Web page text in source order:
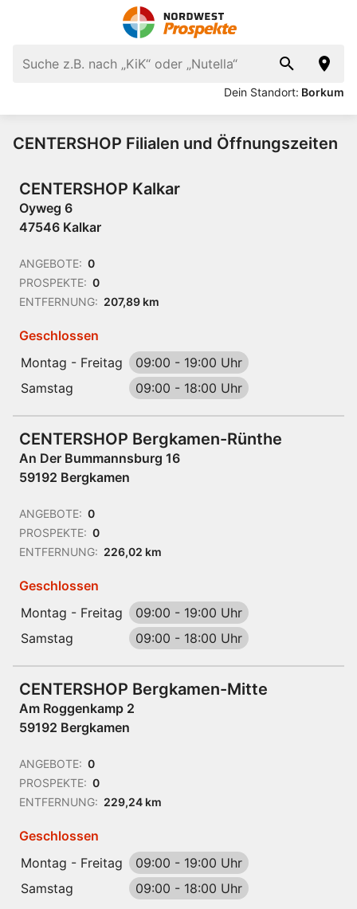
Dein Standort: Borkum
CENTERSHOP Filialen und Öffnungszeiten
CENTERSHOP Kalkar
Oyweg 6
47546 Kalkar
ANGEBOTE: 0
PROSPEKTE: 0
ENTFERNUNG: 207,89 km
Geschlossen
Montag - Freitag
09:00 - 19:00 Uhr
Samstag
09:00 - 18:00 Uhr
CENTERSHOP Bergkamen-Rünthe
An Der Bummannsburg 16
59192 Bergkamen
ANGEBOTE: 0
PROSPEKTE: 0
ENTFERNUNG: 226,02 km
Geschlossen
Montag - Freitag
09:00 - 19:00 Uhr
Samstag
09:00 - 18:00 Uhr
CENTERSHOP Bergkamen-Mitte
Am Roggenkamp 2
59192 Bergkamen
ANGEBOTE: 0
PROSPEKTE: 0
ENTFERNUNG: 229,24 km
Geschlossen
Montag - Freitag
09:00 - 19:00 Uhr
Samstag
09:00 - 18:00 Uhr